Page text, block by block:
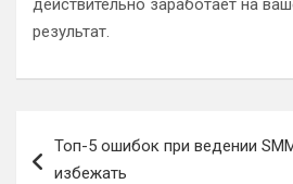
результат.
по
Топ-5 ошибок при ведении
избежать